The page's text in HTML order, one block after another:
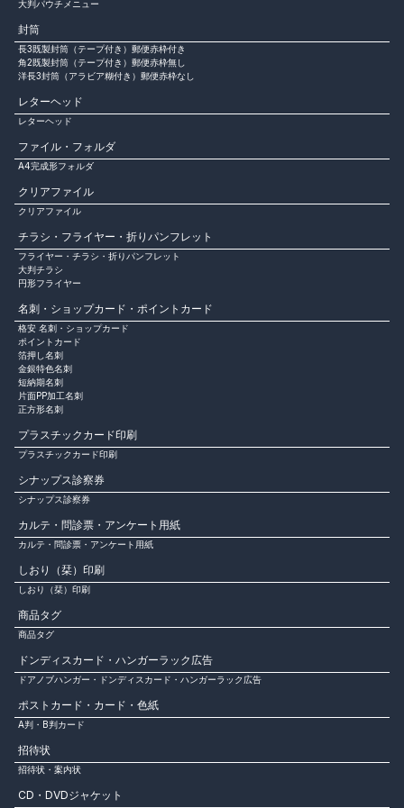
大判パウチメニュー
封筒
長3既製封筒（テープ付き）郵便赤枠付き
角2既製封筒（テープ付き）郵便赤枠無し
洋長3封筒（アラビア糊付き）郵便赤枠なし
レターヘッド
レターヘッド
ファイル・フォルダ
A4完成形フォルダ
クリアファイル
クリアファイル
チラシ・フライヤー・折りパンフレット
フライヤー・チラシ・折りパンフレット
大判チラシ
円形フライヤー
名刺・ショップカード・ポイントカード
格安 名刺・ショップカード
ポイントカード
箔押し名刺
金銀特色名刺
短納期名刺
片面PP加工名刺
正方形名刺
プラスチックカード印刷
プラスチックカード印刷
シナップス診察券
シナップス診察券
カルテ・問診票・アンケート用紙
カルテ・問診票・アンケート用紙
しおり（栞）印刷
しおり（栞）印刷
商品タグ
商品タグ
ドンディスカード・ハンガーラック広告
ドアノブハンガー・ドンディスカード・ハンガーラック広告
ポストカード・カード・色紙
A判・B判カード
招待状
招待状・案内状
CD・DVDジャケット